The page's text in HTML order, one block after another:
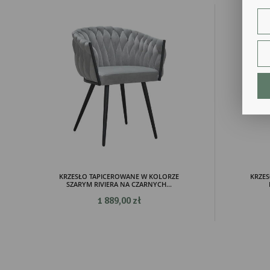
KRZESŁO TAPICEROWANE W KOLORZE
SZARYM RIVIERA NA CZARNYCH...
1 889,00 zł